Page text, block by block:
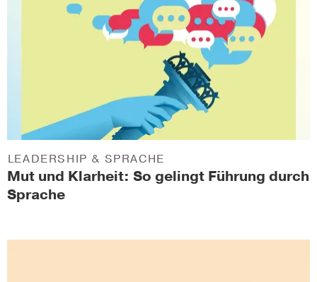
Mut und Klarheit: So gelingt Führung durch
Sprache
LEADERSHIP & SPRACHE